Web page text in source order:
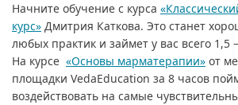
Начните обучение с курса
курс» Дмитрия Каткова. Это станет
любых практик и займет у вас всего 1,5
На курсе «Основы марматерапии» от
площадки VedaEducation за 8 часов
воздействовать на самые